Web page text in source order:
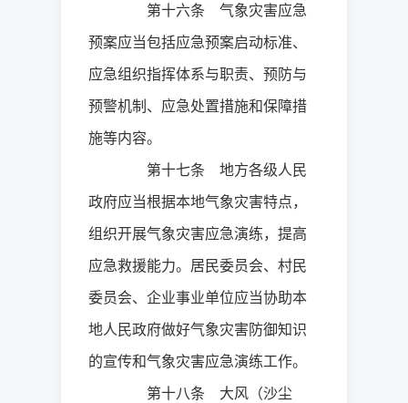
第十六条 气象灾害应急
预案应当包括应急预案启动标准、
应急组织指挥体系与职责、预防与
预警机制、应急处置措施和保障措
施等内容。
第十七条 地方各级人民
政府应当根据本地气象灾害特点，
组织开展气象灾害应急演练，提高
应急救援能力。居民委员会、村民
委员会、企业事业单位应当协助本
地人民政府做好气象灾害防御知识
的宣传和气象灾害应急演练工作。
第十八条 大风（沙尘